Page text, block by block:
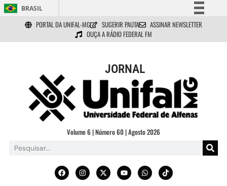
BRASIL
Simplifique!
Comunica BR
Acesso à informação
Legislação
Canais
PORTAL DA UNIFAL-MG SUGERIR PAUTA
ASSINAR NEWSLETTER
OUÇA A RÁDIO FEDERAL FM
JORNAL
Volume 6 | Número 60 | Agosto 2026